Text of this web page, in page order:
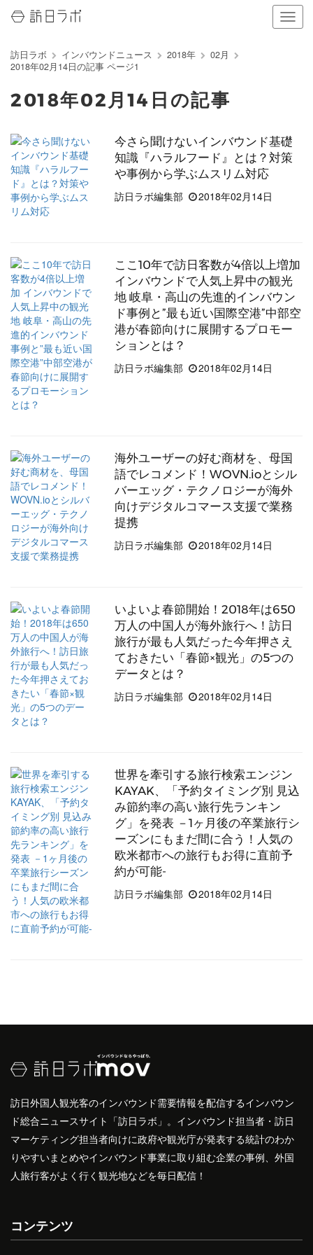
ナ
ビ
示
を
訪日ラボ インバウンドニュース 2018年
02月
2018年02月14日の記事 ページ1
2018年02月14日の記事
今さら聞けないインバウンド基礎
知識『ハラルフード』とは？対策
や事例から学ぶムスリム対応
訪日ラボ編集部
2018年02月14日
ここ10年で訪日客数が4倍以上増加
インバウンドで人気上昇中の観光
地 岐阜・高山の先進的インバウン
ド事例と”最も近い国際空港”中部空
港が春節向けに展開するプロモー
ションとは？
訪日ラボ編集部
2018年02月14日
海外ユーザーの好む商材を、母国
語でレコメンド！WOVN.ioとシル
バーエッグ・テクノロジーが海外
向けデジタルコマース支援で業務
提携
訪日ラボ編集部
2018年02月14日
いよいよ春節開始！2018年は650
万人の中国人が海外旅行へ！訪日
旅行が最も人気だった今年押さえ
ておきたい「春節×観光」の5つの
データとは？
訪日ラボ編集部
2018年02月14日
世界を牽引する旅行検索エンジン
KAYAK、「予約タイミング別 見込
み節約率の高い旅行先ランキン
グ」を発表 －1ヶ月後の卒業旅行シ
ーズンにもまだ間に合う！人気の
欧米都市への旅行もお得に直前予
約が可能-
訪日ラボ編集部
2018年02月14日
訪日外国人観光客のインバウンド需要情報を配信するインバウン
ド総合ニュースサイト「訪日ラボ」。インバウンド担当者・訪日
マーケティング担当者向けに政府や観光庁が発表する統計のわか
りやすいまとめやインバウンド事業に取り組む企業の事例、外国
人旅行客がよく行く観光地などを毎日配信！
コンテンツ